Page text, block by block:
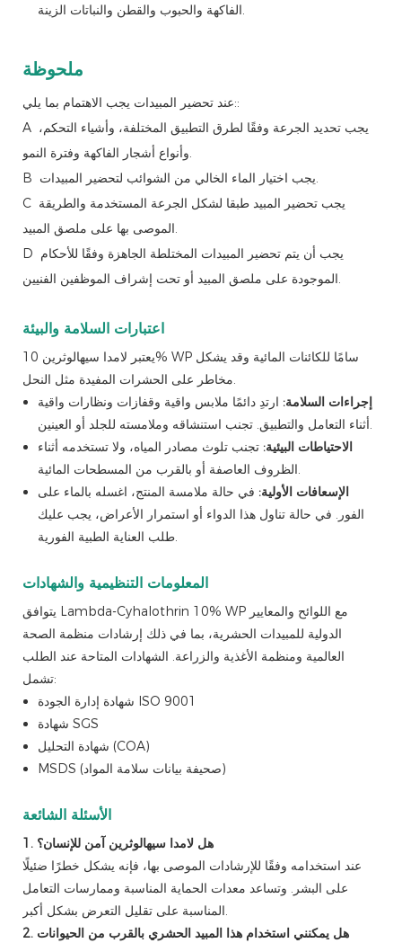
الفاكهة والحبوب والقطن والنباتات الزينة.
عند تحضير المبيدات يجب الاهتمام بما يلي::
A يجب تحديد الجرعة وفقًا لطرق التطبيق المختلفة، وأشياء التحكم،
وأنواع أشجار الفاكهة وفترة النمو.
B يجب اختيار الماء الخالي من الشوائب لتحضير المبيدات.
C يجب تحضير المبيد طبقا لشكل الجرعة المستخدمة والطريقة
الموصى بها على ملصق المبيد.
D يجب أن يتم تحضير المبيدات المختلطة الجاهزة وفقًا للأحكام
الموجودة على ملصق المبيد أو تحت إشراف الموظفين الفنيين.
اعتبارات السلامة والبيئة
يعتبر لامدا سيهالوثرين 10% WP سامًا للكائنات المائية وقد يشكل
مخاطر على الحشرات المفيدة مثل النحل.
إجراءات السلامة: ارتدِ دائمًا ملابس واقية وقفازات ونظارات واقية
أثناء التعامل والتطبيق. تجنب استنشاقه وملامسته للجلد أو العينين.
الاحتياطات البيئية:تجنب تلوث مصادر المياه، ولا تستخدمه أثناء
الظروف العاصفة أو بالقرب من المسطحات المائية.
الإسعافات الأولية: في حالة ملامسة المنتج، اغسله بالماء على
الفور. في حالة تناول هذا الدواء أو استمرار الأعراض، يجب عليك
طلب العناية الطبية الفورية.
المعلومات التنظيمية والشهادات
يتوافق Lambda-Cyhalothrin 10% WP مع اللوائح والمعايير
الدولية للمبيدات الحشرية، بما في ذلك إرشادات منظمة الصحة
العالمية ومنظمة الأغذية والزراعة. الشهادات المتاحة عند الطلب
تشمل:
شهادة إدارة الجودة ISO 9001
شهادة SGS
شهادة التحليل (COA)
MSDS (صحيفة بيانات سلامة المواد)
الأسئلة الشائعة
1. هل لامدا سيهالوثرين آمن للإنسان؟
عند استخدامه وفقًا للإرشادات الموصى بها، فإنه يشكل خطرًا ضئيلًا
على البشر. وتساعد معدات الحماية المناسبة وممارسات التعامل
المناسبة على تقليل التعرض بشكل أكبر.
2. هل يمكنني استخدام هذا المبيد الحشري بالقرب من الحيوانات